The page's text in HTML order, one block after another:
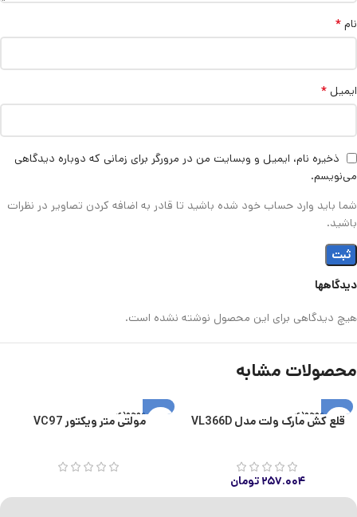
دیدگاهها
هیچ دیدگاهی برای این محصول نوشته نشده است.
نام *
ایمیل *
ذخیره نام، ایمیل و وبسایت من در مرورگر برای زمانی که دوباره دیدگاهی
می‌نویسم.
شما باید وارد حساب خود شده باشید تا قادر به اضافه کردن تصاویر در نظرات
باشید.
محصولات مشابه
اتمام موجودی
قلع کش مارک ولت مدل VL366D
۲۵۷.۰۰۴ تومان
اتمام موجودی
مولتی متر ویکتور VC97